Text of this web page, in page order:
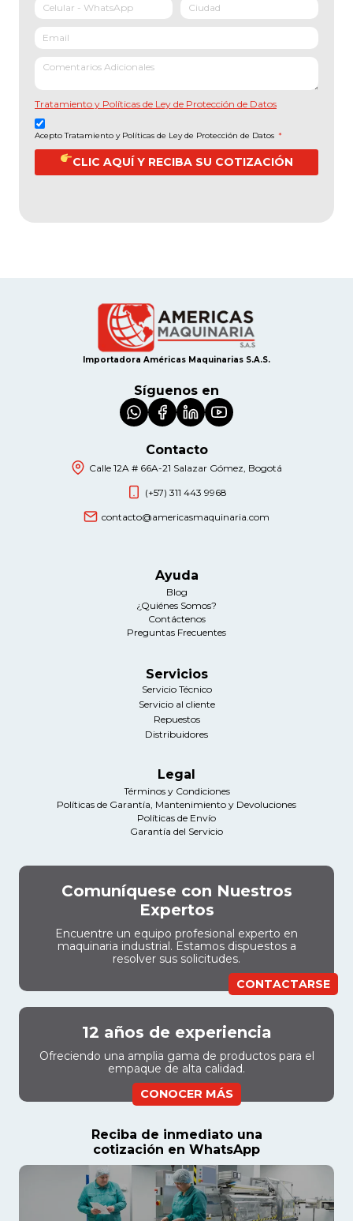
Tratamiento y Políticas de Ley de Protección de Datos
Acepto Tratamiento y Políticas de Ley de Protección de Datos *
CLIC AQUÍ Y RECIBA SU COTIZACIÓN
Importadora Américas Maquinarias S.A.S.
Síguenos en
Contacto
Calle 12A # 66A-21 Salazar Gómez, Bogotá
(+57) 311 443 9968
contacto@americasmaquinaria.com
Ayuda
Blog
¿Quiénes Somos?
Contáctenos
Preguntas Frecuentes
Servicios
Servicio Técnico
Servicio al cliente
Repuestos
Distribuidores
Legal
Términos y Condiciones
Políticas de Garantía, Mantenimiento y Devoluciones
Políticas de Envío
Garantía del Servicio
Comuníquese con Nuestros
Expertos
Encuentre un equipo profesional experto en
maquinaria industrial. Estamos dispuestos a
resolver sus solicitudes.
CONTACTARSE
12 años de experiencia
Ofreciendo una amplia gama de productos para el
empaque de alta calidad.
CONOCER MÁS
Reciba de inmediato una
cotización en WhatsApp